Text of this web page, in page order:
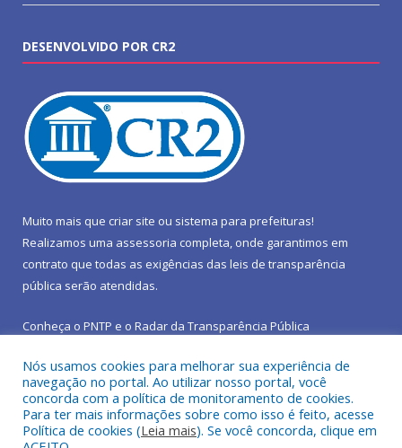
DESENVOLVIDO POR CR2
Muito mais que criar site ou sistema para prefeituras!
Realizamos uma assessoria completa, onde garantimos em
contrato que todas as exigências das leis de transparência
pública serão atendidas.
Conheça o PNTP e o Radar da Transparência Pública
Todos os direitos reservados a Prefeitura Municipal de São João
do Araguaia.
Nós usamos cookies para melhorar sua experiência de
navegação no portal. Ao utilizar nosso portal, você
concorda com a política de monitoramento de cookies.
Para ter mais informações sobre como isso é feito, acesse
Política de cookies (Leia mais). Se você concorda, clique em